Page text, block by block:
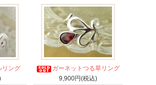
リング
ガーネットつる草リング
9,900円(税込)